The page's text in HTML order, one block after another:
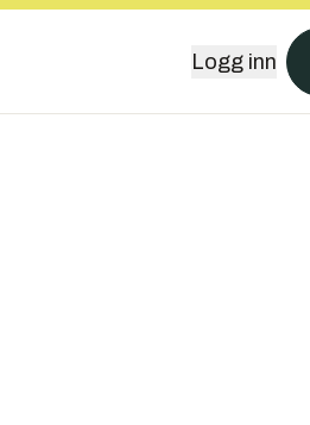
Logg inn